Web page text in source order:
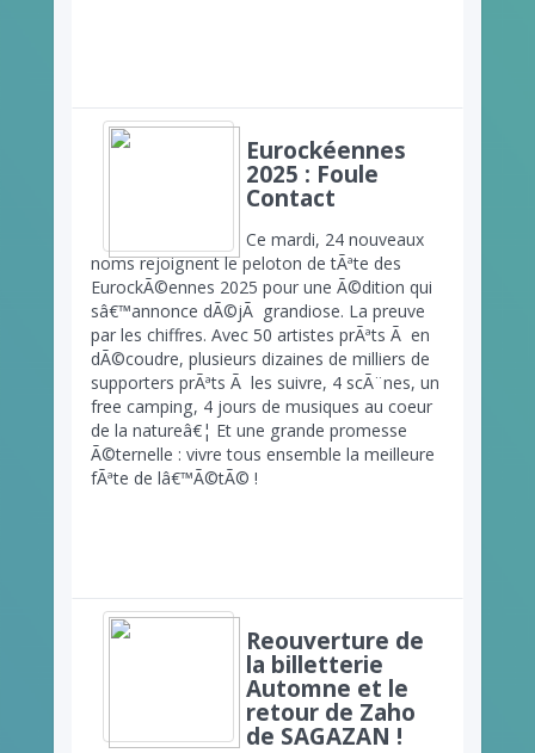
Eurockéennes
2025 : Foule
Contact
Ce mardi, 24 nouveaux
noms rejoignent le peloton de tÃªte des
EurockÃ©ennes 2025 pour une Ã©dition qui
sâ€™annonce dÃ©jÃ grandiose. La preuve
par les chiffres. Avec 50 artistes prÃªts Ã en
dÃ©coudre, plusieurs dizaines de milliers de
supporters prÃªts Ã les suivre, 4 scÃ¨nes, un
free camping, 4 jours de musiques au coeur
de la natureâ€¦ Et une grande promesse
Ã©ternelle : vivre tous ensemble la meilleure
fÃªte de lâ€™Ã©tÃ© !
Reouverture de
la billetterie
Automne et le
retour de Zaho
de SAGAZAN !